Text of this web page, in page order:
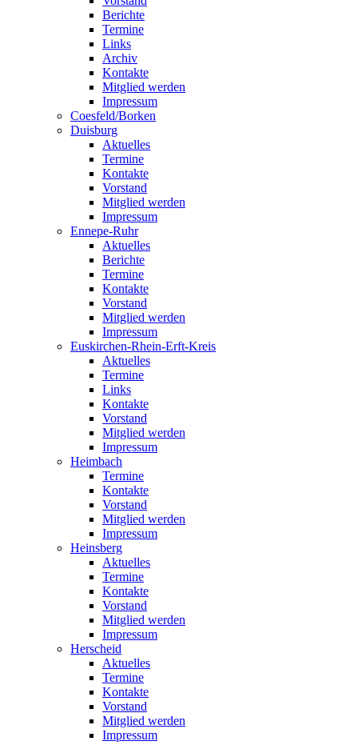
Berichte
Termine
Links
Archiv
Kontakte
Mitglied werden
Impressum
Coesfeld/Borken
Duisburg
Aktuelles
Termine
Kontakte
Vorstand
Mitglied werden
Impressum
Ennepe-Ruhr
Aktuelles
Berichte
Termine
Kontakte
Vorstand
Mitglied werden
Impressum
Euskirchen-Rhein-Erft-Kreis
Aktuelles
Termine
Links
Kontakte
Vorstand
Mitglied werden
Impressum
Heimbach
Termine
Kontakte
Vorstand
Mitglied werden
Impressum
Heinsberg
Aktuelles
Termine
Kontakte
Vorstand
Mitglied werden
Impressum
Herscheid
Aktuelles
Termine
Kontakte
Vorstand
Mitglied werden
Impressum